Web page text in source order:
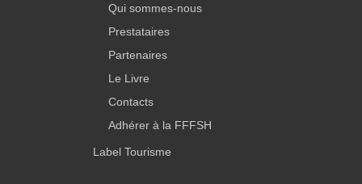
Qui sommes-nous
Prestataires
Partenaires
Le Livre
Contacts
Adhérer à la FFFSH
Label Tourisme